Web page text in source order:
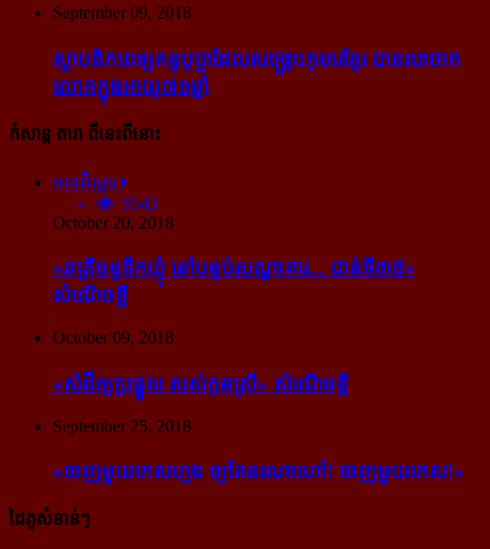
September 09, 2018
ស្ថាបនិក​ពេទ្យ​គន្ធបុប្ផា​ដែល​សង្គ្រោះ​កុមារ​ខ្មែរ​ បាន​លាចាក​
លោក​ក្នុង​អាយុ​៧១ឆ្នាំ
កំសាន្ដ តារា ពីនេះពីនោះ
អានពិស្ដារ
9543
October 20, 2018
«រាត្រីចន្ទទឹកឃ្មុំ នៅបន្ទប់សណ្ឋាគារ... ជាន់ទី៣៥»
សំណើចខ្លី
October 09, 2018
«សំដី​ឲ្យ​ប្រផ្នូល របស់​កូនស្រី» សំណើចខ្លី
September 25, 2018
«ចេញ​មួយ​កេស​ហ្មង ឲ្យ​តែ​នរណា​ហៅ! ចេញ​មួយ​កេស!»
ដៃគូសំខាន់ៗ